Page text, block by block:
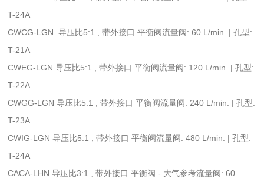
T-24A
CWCG-LGN 导压比5:1 , 带外接口 平衡阀流量阀: 60 L/min. | 孔型:
T-21A
CWEG-LGN 导压比5:1 , 带外接口 平衡阀流量阀: 120 L/min. | 孔型:
T-22A
CWGG-LGN 导压比5:1 , 带外接口 平衡阀流量阀: 240 L/min. | 孔型:
T-23A
CWIG-LGN 导压比5:1 , 带外接口 平衡阀流量阀: 480 L/min. | 孔型:
T-24A
CACA-LHN 导压比3:1 , 带外接口 平衡阀 - 大气参考流量阀: 60